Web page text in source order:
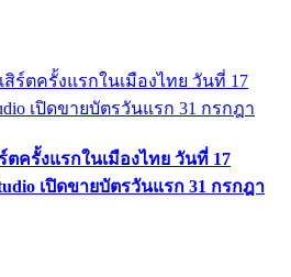
ตครั้งแรกในเมืองไทย วันที่ 17
เปิดขายบัตรวันแรก 31 กรกฎา